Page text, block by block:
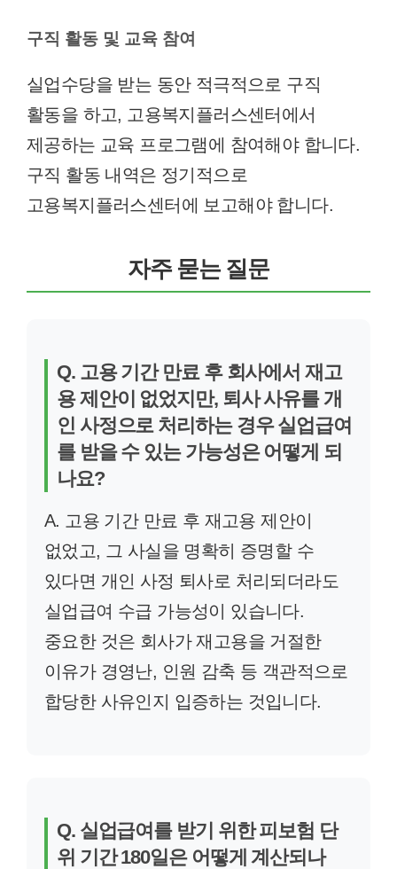
구직 활동 및 교육 참여
실업수당을 받는 동안 적극적으로 구직
활동을 하고, 고용복지플러스센터에서
제공하는 교육 프로그램에 참여해야 합니다.
구직 활동 내역은 정기적으로
고용복지플러스센터에 보고해야 합니다.
자주 묻는 질문
Q. 고용 기간 만료 후 회사에서 재고
용 제안이 없었지만, 퇴사 사유를 개
인 사정으로 처리하는 경우 실업급여
를 받을 수 있는 가능성은 어떻게 되
나요?
A. 고용 기간 만료 후 재고용 제안이
없었고, 그 사실을 명확히 증명할 수
있다면 개인 사정 퇴사로 처리되더라도
실업급여 수급 가능성이 있습니다.
중요한 것은 회사가 재고용을 거절한
이유가 경영난, 인원 감축 등 객관적으로
합당한 사유인지 입증하는 것입니다.
Q. 실업급여를 받기 위한 피보험 단
위 기간 180일은 어떻게 계산되나